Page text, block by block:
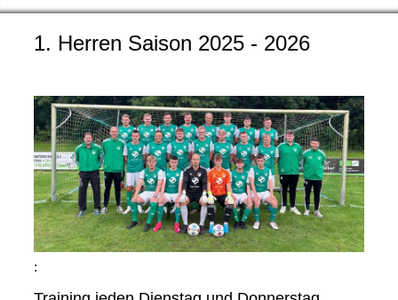
1. Herren Saison 2025 - 2026
: